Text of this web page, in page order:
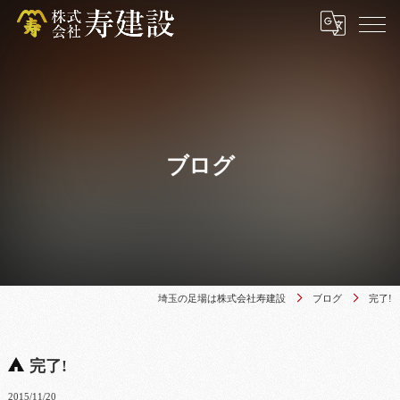
ブログ
埼玉の足場は株式会社寿建設 ブログ 完了!
完了!
2015/11/20